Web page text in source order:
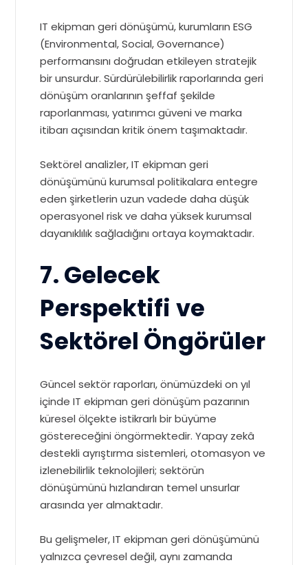
IT ekipman geri dönüşümü, kurumların ESG
(Environmental, Social, Governance)
performansını doğrudan etkileyen stratejik
bir unsurdur. Sürdürülebilirlik raporlarında geri
dönüşüm oranlarının şeffaf şekilde
raporlanması, yatırımcı güveni ve marka
itibarı açısından kritik önem taşımaktadır.
Sektörel analizler, IT ekipman geri
dönüşümünü kurumsal politikalara entegre
eden şirketlerin uzun vadede daha düşük
operasyonel risk ve daha yüksek kurumsal
dayanıklılık sağladığını ortaya koymaktadır.
7. Gelecek
Perspektifi ve
Sektörel Öngörüler
Güncel sektör raporları, önümüzdeki on yıl
içinde IT ekipman geri dönüşüm pazarının
küresel ölçekte istikrarlı bir büyüme
göstereceğini öngörmektedir. Yapay zekâ
destekli ayrıştırma sistemleri, otomasyon ve
izlenebilirlik teknolojileri; sektörün
dönüşümünü hızlandıran temel unsurlar
arasında yer almaktadır.
Bu gelişmeler, IT ekipman geri dönüşümünü
yalnızca çevresel değil, aynı zamanda